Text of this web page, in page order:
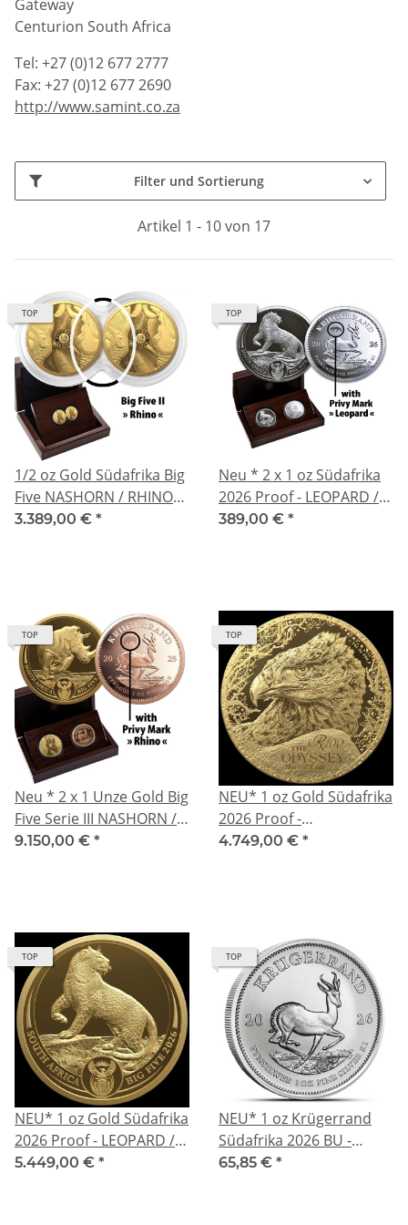
Gateway
Centurion South Africa
Tel: +27 (0)12 677 2777
Fax: +27 (0)12 677 2690
http://www.samint.co.za
Filter und Sortierung
Artikel 1 - 10 von 17
TOP
1/2 oz Gold Südafrika Big
Five NASHORN / RHINO
2025 Proof South Africa -
3.389,00 € *
TOP
Neu * 2 x 1 oz Südafrika
2026 Proof - LEOPARD /
CHEETAH &
389,00 € *
TOP
Neu * 2 x 1 Unze Gold Big
Five Serie III NASHORN /
RHINO und Krügerrand
9.150,00 € *
TOP
NEU* 1 oz Gold Südafrika
2026 Proof -
KAMPFADLER / Martial
4.749,00 € *
TOP
NEU* 1 oz Gold Südafrika
2026 Proof - LEOPARD /
CHEETAH - Big Five Serie
5.449,00 € *
TOP
NEU* 1 oz Krügerrand
Südafrika 2026 BU -
Silber - South Africa - *
65,85 € *